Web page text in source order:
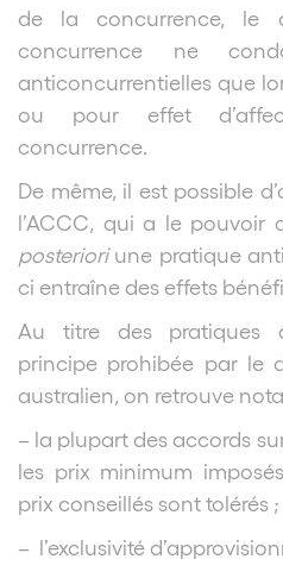
de la concurrence, le
concurrence ne
anticoncurrentielles que
ou pour effet
concurrence.
De même, il est possible
l’ACCC, qui a le pouvoir
posterioriune pratique
ci entraîne des effets
Au titre des pratiques
principe prohibée par le
australien, on retrouve
– la plupart des accords
les prix minimum
prix conseillés sont tolérés ;
– l’exclusivité